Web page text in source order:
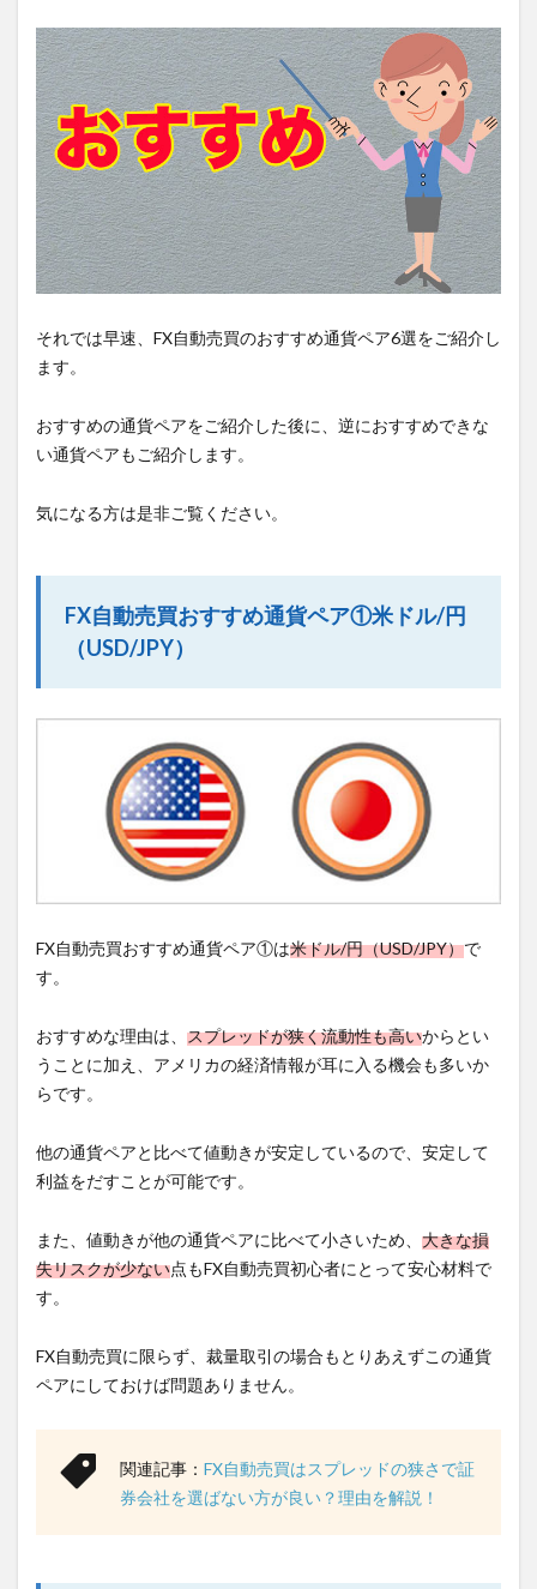
それでは早速、FX自動売買のおすすめ通貨ペア6選をご紹介し
ます。
おすすめの通貨ペアをご紹介した後に、逆におすすめできな
い通貨ペアもご紹介します。
気になる方は是非ご覧ください。
FX自動売買おすすめ通貨ペア①米ドル/円
（USD/JPY）
FX自動売買おすすめ通貨ペア①は米ドル/円（USD/JPY）で
す。
おすすめな理由は、 スプレッドが狭く流動性も高いからとい
うことに加え、アメリカの経済情報が耳に入る機会も多いか
らです。
他の通貨ペアと比べて値動きが安定しているので、安定して
利益をだすことが可能です。
また、値動きが他の通貨ペアに比べて小さいため、 大きな損
失リスクが少ない点もFX自動売買初心者にとって安心材料で
す。
FX自動売買に限らず、裁量取引の場合もとりあえずこの通貨
ペアにしておけば問題ありません。
関連記事： FX自動売買はスプレッドの狭さで証
券会社を選ばない方が良い？理由を解説！